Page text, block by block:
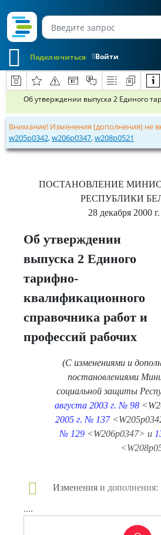
Войти
Подключиться
Об утверждении выпуска 2 Единого
Внимание! Изменения (дополнения) не
w205p0342,w206p0347,w208p0521
ПОСТАНОВЛЕНИЕ
РЕСПУБЛИКИ
28 декабря 2000 г.
Об утверждении
выпуска 2 Единого
тарифно-
квалификационного
справочника работ и
профессий рабочих
(С изменениями и
постановлениями
социальной защиты
августа 2003 г. № 98
2005 г. № 137
№ 129<W206p0347> и
Изменения и дополнения:
....